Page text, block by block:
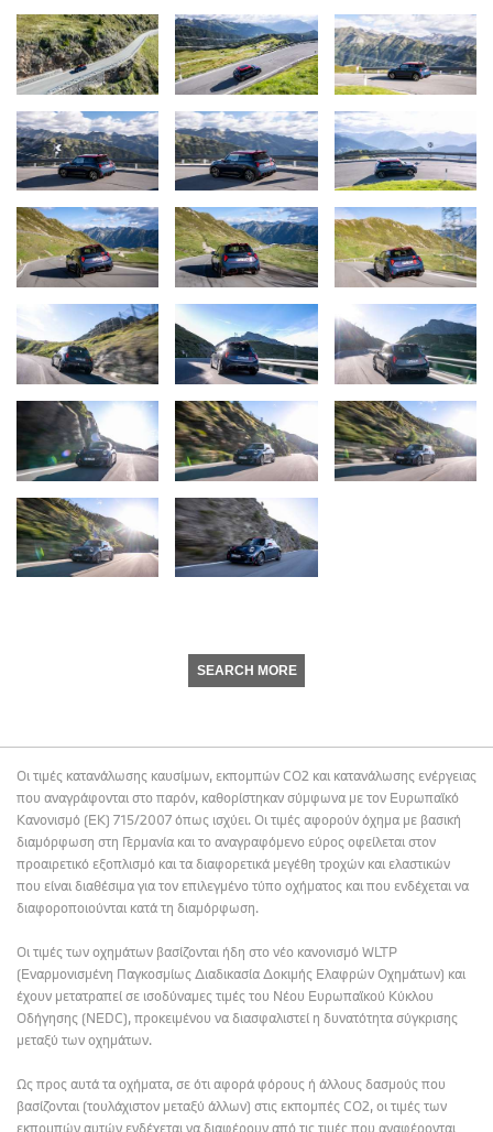
SEARCH MORE
Οι τιμές κατανάλωσης καυσίμων, εκπομπών CO2 και κατανάλωσης ενέργειας
που αναγράφονται στο παρόν, καθορίστηκαν σύμφωνα με τον Ευρωπαϊκό
Κανονισμό (ΕΚ) 715/2007 όπως ισχύει. Οι τιμές αφορούν όχημα με βασική
διαμόρφωση στη Γερμανία και το αναγραφόμενο εύρος οφείλεται στον
προαιρετικό εξοπλισμό και τα διαφορετικά μεγέθη τροχών και ελαστικών
που είναι διαθέσιμα για τον επιλεγμένο τύπο οχήματος και που ενδέχεται να
διαφοροποιούνται κατά τη διαμόρφωση.
Οι τιμές των οχημάτων βασίζονται ήδη στο νέο κανονισμό WLTP
(Εναρμονισμένη Παγκοσμίως Διαδικασία Δοκιμής Ελαφρών Οχημάτων) και
έχουν μετατραπεί σε ισοδύναμες τιμές του Νέου Ευρωπαϊκού Κύκλου
Οδήγησης (NEDC), προκειμένου να διασφαλιστεί η δυνατότητα σύγκρισης
μεταξύ των οχημάτων.
Ως προς αυτά τα οχήματα, σε ότι αφορά φόρους ή άλλους δασμούς που
βασίζονται (τουλάχιστον μεταξύ άλλων) στις εκπομπές CO2, οι τιμές των
εκπομπών αυτών ενδέχεται να διαφέρουν από τις τιμές που αναφέρονται